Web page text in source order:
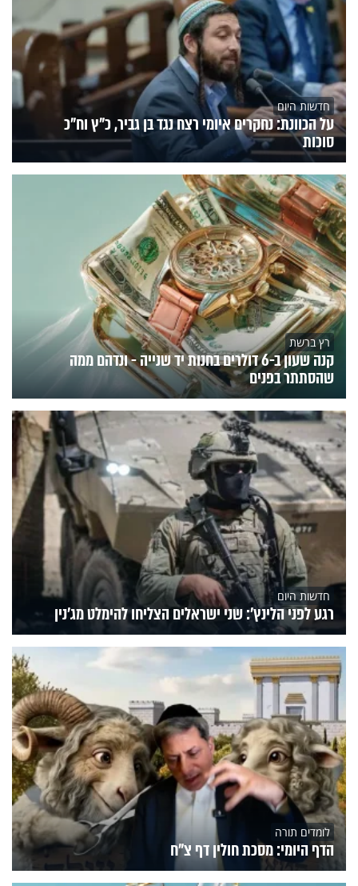
חדשות היום
על הכוונת: נחקרים איומי רצח נגד בן גביר, כ"ץ וח"כ
סוכות
רץ ברשת
קנה שעון ב-6 דולרים בחנות יד שנייה - ונדהם ממה
שהסתתר בפנים
חדשות היום
רגע לפני הלינץ': שני ישראלים הצליחו להימלט מג'נין
לומדים תורה
הדף היומי: מסכת חולין דף צ"ח